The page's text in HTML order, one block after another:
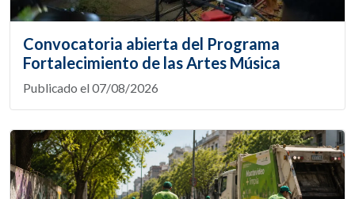
Convocatoria abierta del Programa
Fortalecimiento de las Artes Música
Publicado el 07/08/2026